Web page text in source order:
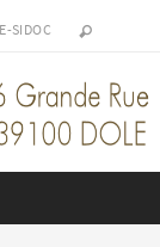
E-SIDOC